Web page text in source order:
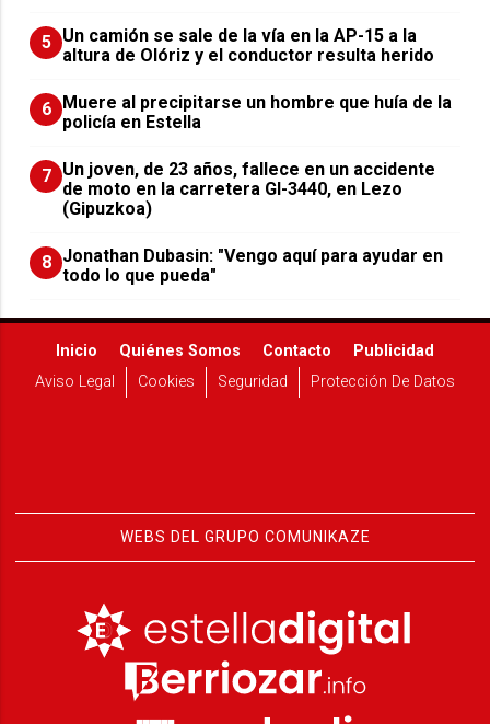
5 Un camión se sale de la vía en la AP-15 a la
altura de Olóriz y el conductor resulta herido
6 Muere al precipitarse un hombre que huía de la
policía en Estella
7 Un joven, de 23 años, fallece en un accidente
de moto en la carretera GI-3440, en Lezo
(Gipuzkoa)
8 Jonathan Dubasin: "Vengo aquí para ayudar en
todo lo que pueda"
Inicio Quiénes Somos Contacto
Publicidad
Aviso Legal
Cookies Seguridad Protección De Datos
WEBS DEL GRUPO COMUNIKAZE